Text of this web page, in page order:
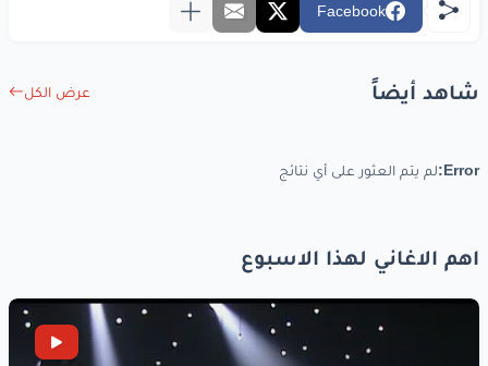
Facebook
شاهد أيضاً عرض الكل
Error: لم يتم العثور على أي نتائج
اهم الاغاني لهذا الاسبوع